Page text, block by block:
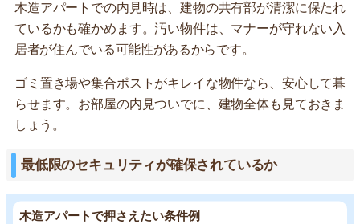
木造アパートでの内見時は、建物の共有部が清潔に保たれ
ているかも確かめます。汚い物件は、マナーが守れない入
居者が住んでいる可能性があるからです。
ゴミ置き場や集合ポストがキレイな物件なら、安心して暮
らせます。お部屋の内見ついでに、建物全体も見ておきま
しょう。
最低限のセキュリティが確保されているか
木造アパートで押さえたい条件例